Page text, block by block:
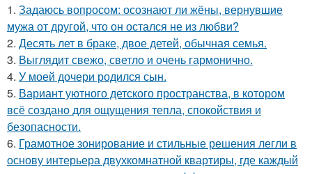
1. Задаюсь вопросом: осознают ли жёны, вернувшие
мужа от другой, что он остался не из любви?
2. Десять лет в браке, двое детей, обычная семья.
3. Выглядит свежо, светло и очень гармонично.
4. У моей дочери родился сын.
5. Вариант уютного детского пространства, в котором
всё создано для ощущения тепла, спокойствия и
безопасности.
6. Грамотное зонирование и стильные решения легли в
основу интерьера двухкомнатной квартиры, где каждый